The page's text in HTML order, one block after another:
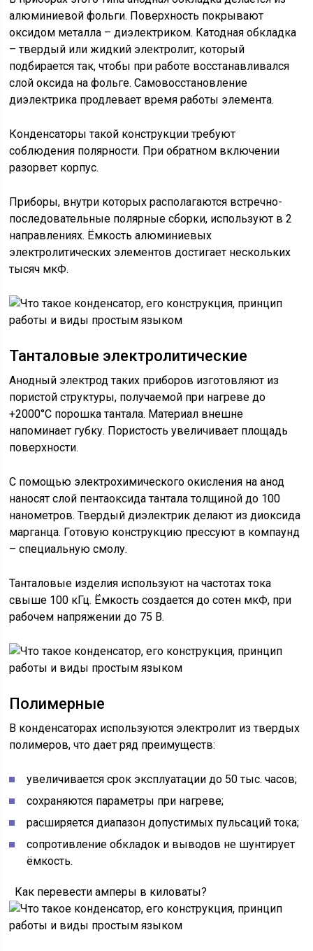
алюминиевой фольги. Поверхность покрывают
оксидом металла – диэлектриком. Катодная обкладка
– твердый или жидкий электролит, который
подбирается так, чтобы при работе восстанавливался
слой оксида на фольге. Самовосстановление
диэлектрика продлевает время работы элемента.
Конденсаторы такой конструкции требуют
соблюдения полярности. При обратном включении
разорвет корпус.
Приборы, внутри которых располагаются встречно-
последовательные полярные сборки, используют в 2
направлениях. Ёмкость алюминиевых
электролитических элементов достигает нескольких
тысяч мкФ.
Танталовые электролитические
Анодный электрод таких приборов изготовляют из
пористой структуры, получаемой при нагреве до
+2000°C порошка тантала. Материал внешне
напоминает губку. Пористость увеличивает площадь
поверхности.
С помощью электрохимического окисления на анод
наносят слой пентаоксида тантала толщиной до 100
нанометров. Твердый диэлектрик делают из диоксида
марганца. Готовую конструкцию прессуют в компаунд
– специальную смолу.
Танталовые изделия используют на частотах тока
свыше 100 кГц. Ёмкость создается до сотен мкФ, при
рабочем напряжении до 75 В.
Полимерные
В конденсаторах используются электролит из твердых
полимеров, что дает ряд преимуществ:
увеличивается срок эксплуатации до 50 тыс. часов;
сохраняются параметры при нагреве;
расширяется диапазон допустимых пульсаций тока;
сопротивление обкладок и выводов не шунтирует
ёмкость.
Как перевести амперы в киловаты?